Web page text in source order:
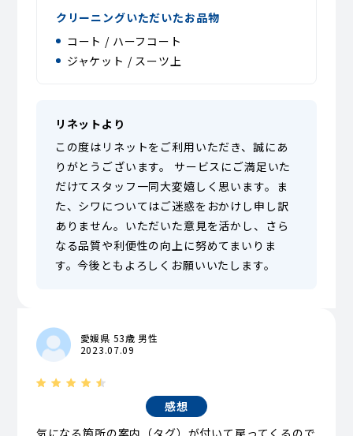
クリーニングいただいたお品物
コート / ハーフコート
ジャケット / スーツ上
リネットより
この度はリネットをご利用いただき、誠にあ
りがとうございます。 サービスにご満足いた
だけてスタッフ一同大変嬉しく思います。ま
た、シワについてはご迷惑をおかけし申し訳
ありません。いただいた意見を活かし、さら
なる品質や利便性の向上に努めてまいりま
す。今後ともよろしくお願いいたします。
愛媛県 53歳 男性
2023.07.09
感想